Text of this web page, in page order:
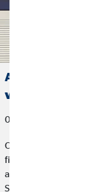
Allianz
vinculado 2025
06 de marzo de 2026
OVB España,
financiera para
agencia mejor
Socio Allianz”